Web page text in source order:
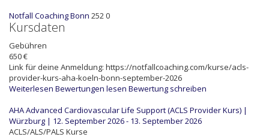
Notfall Coaching Bonn 2520
Kursdaten
Gebühren
650 €
Link für deine Anmeldung: https://notfallcoaching.com/kurse/acls-
provider-kurs-aha-koeln-bonn-september-2026
Weiterlesen Bewertungen lesen Bewertung schreiben
AHA Advanced Cardiovascular Life Support (ACLS Provider Kurs) |
Würzburg | 12. September 2026 - 13. September 2026
ACLS/ALS/PALS Kurse